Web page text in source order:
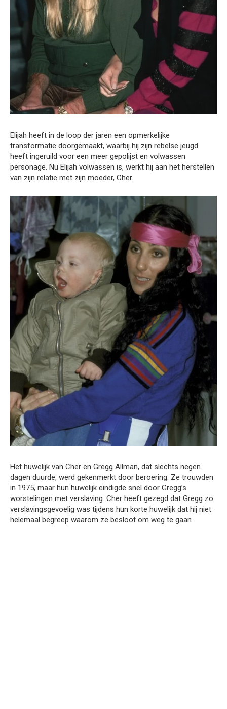
Elijah heeft in de loop der jaren een opmerkelijke
transformatie doorgemaakt, waarbij hij zijn rebelse jeugd
heeft ingeruild voor een meer gepolijst en volwassen
personage. Nu Elijah volwassen is, werkt hij aan het herstellen
van zijn relatie met zijn moeder, Cher.
Het huwelijk van Cher en Gregg Allman, dat slechts negen
dagen duurde, werd gekenmerkt door beroering. Ze trouwden
in 1975, maar hun huwelijk eindigde snel door Gregg’s
worstelingen met verslaving. Cher heeft gezegd dat Gregg zo
verslavingsgevoelig was tijdens hun korte huwelijk dat hij niet
helemaal begreep waarom ze besloot om weg te gaan.